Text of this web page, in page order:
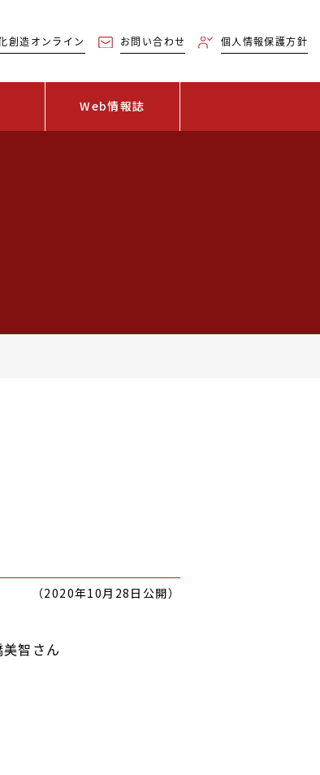
創造オンライン お問い合わせ 個人情報保護方針
Web情報誌
（2020年10月28日公開）
智さん